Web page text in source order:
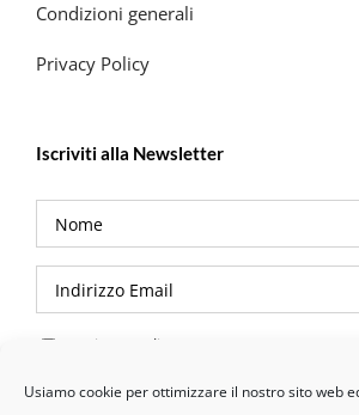
Usiamo cookie per ottimizzare il nostro sito web
Condizioni generali
Privacy Policy
Iscriviti alla Newsletter
Privacy Policy